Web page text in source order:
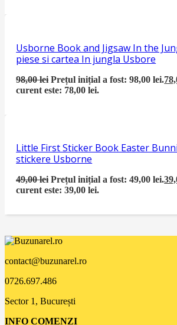
Usborne Book and Jigsaw In the
piese si cartea In jungla Usbore
98,00lei Prețul inițial a fost: 98,00 lei.
curent este: 78,00 lei.
Little First Sticker Book Easter
stickere Usborne
49,00lei Prețul inițial a fost: 49,00 lei.
curent este: 39,00 lei.
contact@buzunarel.ro
0726.697.486
Sector 1, București
INFO COMENZI